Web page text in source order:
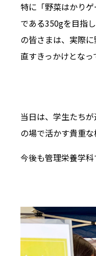
特に「野菜はかり
である350gを目指
の皆さまは、実際
直すきっかけとなっ
当日は、学生たち
の場で活かす貴重な
今後も管理栄養学